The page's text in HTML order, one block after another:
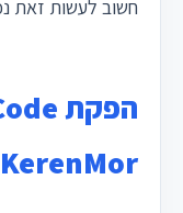
חשוב לעשות זאת
KerenMor